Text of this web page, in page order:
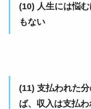
(10) 人生には悩
もない
(11) 支払われた
ば、収入は支払